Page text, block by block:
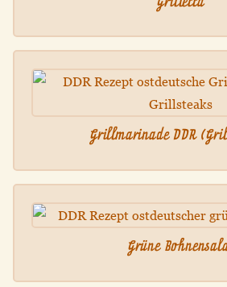
Grillmarinade DDR
Grüne